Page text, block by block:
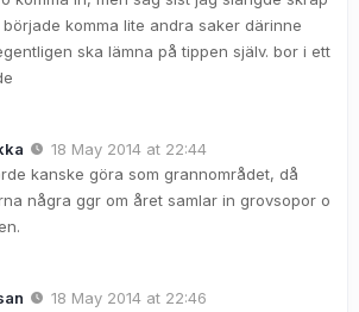
komma lite andra saker därinne
ska lämna på tippen själv. bor i ett
18 May 2014 at 22:44
kanske göra som grannområdet, då
några ggr om året samlar in grovsopor o
18 May 2014 at 22:46